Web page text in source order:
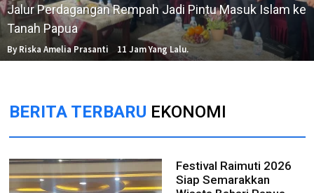
Jalur Perdagangan Rempah Jadi Pintu Masuk Islam ke
Tanah Papua
By Riska Amelia Prasanti 11 Jam Yang Lalu.
BERITA TERBARU EKONOMI
Festival Raimuti 2026
Siap Semarakkan